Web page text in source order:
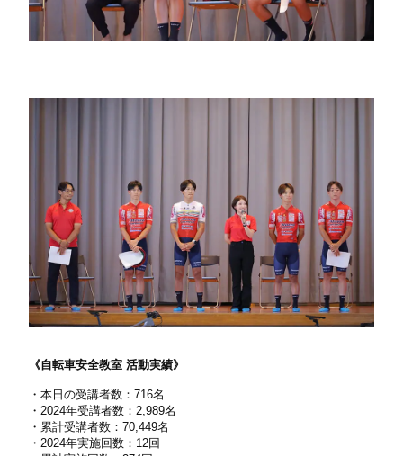
《自転車安全教室 活動実績》
・本日の受講者数：716名
・2024年受講者数：2,989名
・累計受講者数：70,449名
・2024年実施回数：12回